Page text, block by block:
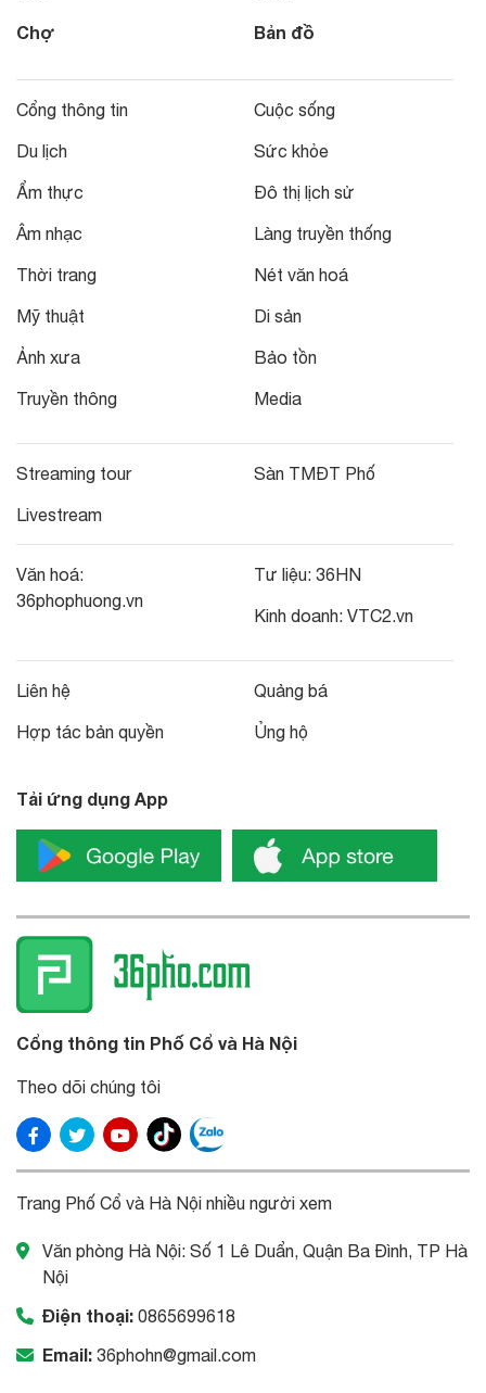
Chợ Bản đồ
Cổng thông tin
Du lịch
Ẩm thực
Âm nhạc
Thời trang
Mỹ thuật
Ảnh xưa
Truyền thông
Cuộc sống
Sức khỏe
Đô thị lịch sử
Làng truyền thống
Nét văn hoá
Di sản
Bảo tồn
Media
Streaming tour
Livestream
Sàn TMĐT Phố
Văn hoá:
36phophuong.vn
Tư liệu: 36HN
Kinh doanh: VTC2.vn
Liên hệ
Hợp tác bản quyền
Quảng bá
Ủng hộ
Tải ứng dụng App
Cổng thông tin Phố Cổ và Hà Nội
Theo dõi chúng tôi
Trang Phố Cổ và Hà Nội nhiều người xem
Văn phòng Hà Nội: Số 1 Lê Duẩn, Quận Ba Đình, TP Hà
Nội
Điện thoại: 0865699618
Email: 36phohn@gmail.com